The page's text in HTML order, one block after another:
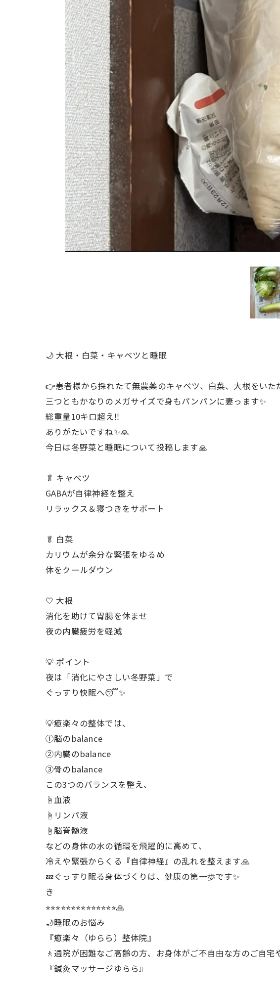
🌙 大根・白菜・キャベツと睡眠
👉患者様から採れたて無農薬のキャベツ、白菜、大根をいた
三つともかなりのメガサイズで身もパンパンに妻っます✨
総重量10キロ超え‼️
ありがたいですね✨🙏
今日は冬野菜と睡眠について投稿します🙏
🥬 キャベツ
GABAが自律神経を整え
リラックス＆寝つきをサポート
🥬 白菜
カリウムが余分な緊張をゆるめ
体をクールダウン
🤍 大根
消化を助けて胃腸を休ませ
夜の内臓疲労を軽減
💡 ポイント
夜は「消化にやさしい冬野菜」で
ぐっすり快眠へ😴✨
💡癒楽々の整体では、
①脳のbalance
②内臓のbalance
③骨のbalance
この3つのバランスを整え、
☝️血液
☝️リンパ液
☝️脳脊髄液
などの身体の水の循環を飛躍的に高めて、
冷えや緊張からくる『自律神経』の乱れを整えます🙏
💤ぐっすり眠る身体づくりは、健康の第一歩です✨
き
⭐︎⭐︎⭐︎⭐︎⭐︎⭐︎⭐︎⭐︎⭐︎⭐︎⭐︎⭐︎⭐︎⭐︎🙏
🌙睡眠のお悩み
『癒楽々（ゆらら）整体院』
🚶通院が困難なご高齢の方、お身体がご不自由な方のご自宅
『鍼灸マッサージゆらら』